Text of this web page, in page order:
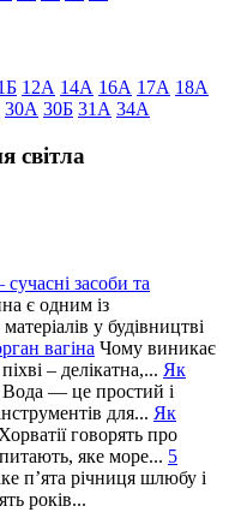
12А 14А 16А 17А 18А
30А 30Б 31А 34А
світла
засоби та
є одним із
у будівництві
вагіна Чому виникає
– делікатна,... Як
Вода — це простий і
для... Як
говорять про
яке море... 5
п’ята річниця шлюбу і
років...